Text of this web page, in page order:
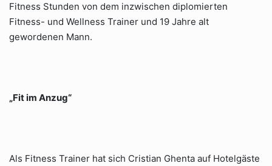
Fitness Stunden von dem inzwischen diplomierten
Fitness- und Wellness Trainer und 19 Jahre alt
gewordenen Mann.
„Fit im Anzug“
Als Fitness Trainer hat sich Cristian Ghenta auf Hotelgäste